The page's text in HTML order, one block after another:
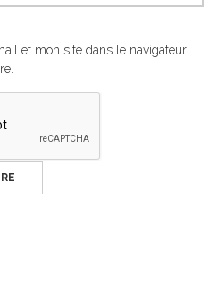
et mon site dans le navigateur